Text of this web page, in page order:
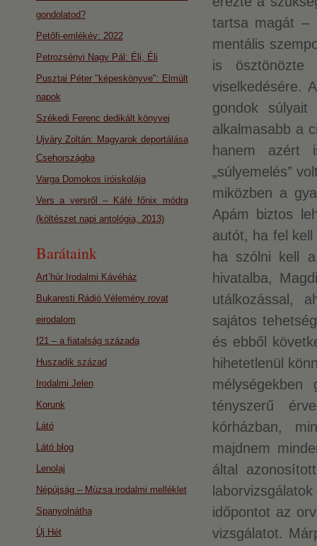
tartsa magát –
mentális
is
viselkedésére.
gondok
alkalmasabb a
hanem azért
„súlyemelés”
miközben a
Apám biztos
autót, ha fel
ha szólni kell
hivatalba,
utálkozással,
sajátos
és ebből
hihetetlenül
mélységekben
tényszerű
kórházban,
majdnem
által
időpontot az
vizsgálatot.
gondolatod?
Petőfi-emlékév: 2022
Petrozsényi Nagy Pál: Éli, Éli
Pusztai Péter "képeskönyve": Elmúlt
napok
Székedi Ferenc dedikált könyvei
Ujváry Zoltán: Magyarok deportálása
Csehországba
Varga Domokos íróiskolája
Vers a versről – Káfé főnix módra
(költészet napi antológia, 2013)
Barátaink
Art’húr Irodalmi Kávéház
Bukaresti Rádió Vélemény rovat
eirodalom
f21 – a fiatalság százada
Huszadik század
Irodalmi Jelen
Korunk
Látó
Látó blog
Lenolaj
Népújság – Múzsa irodalmi melléklet
Spanyolnátha
Új Hét